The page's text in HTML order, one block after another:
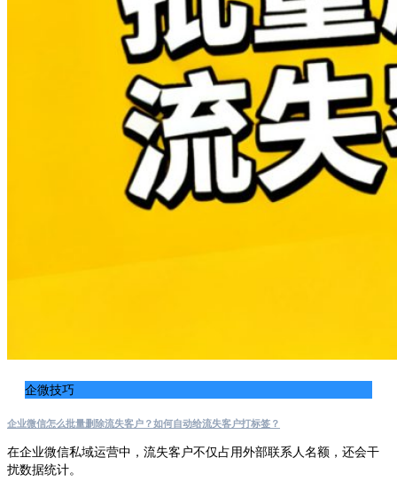
企微技巧
企业微信怎么批量删除流失客户？如何自动给流失客户打标签？
在企业微信私域运营中，流失客户不仅占用外部联系人名额，还会干
扰数据统计。